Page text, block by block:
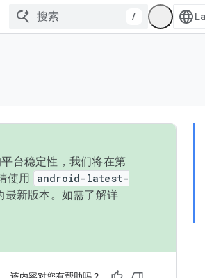
/
台稳定性，我们将在第
使用
android-latest-
最新版本。如需了解详